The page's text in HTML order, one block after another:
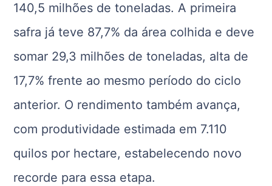
140,5 milhões de toneladas. A primeira
safra já teve 87,7% da área colhida e deve
somar 29,3 milhões de toneladas, alta de
17,7% frente ao mesmo período do ciclo
anterior. O rendimento também avança,
com produtividade estimada em 7.110
quilos por hectare, estabelecendo novo
recorde para essa etapa.